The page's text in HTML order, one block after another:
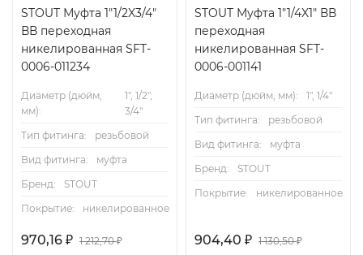
STOUT Муфта 1"1/2X3/4"
ВВ переходная
никелированная SFT-
0006-011234
Диаметр (дюйм,
мм):
1", 1/2",
3/4"
Тип фитинга:
резьбовой
Вид фитинга:
муфта
Бренд:
STOUT
Покрытие:
никелированное
970,16 ₽ 1 212,70₽
STOUT Муфта 1"1/4X1" ВВ
переходная
никелированная SFT-
0006-001141
Диаметр (дюйм, мм):
1", 1/4"
Тип фитинга:
резьбовой
Вид фитинга:
муфта
Бренд:
STOUT
Покрытие:
никелированное
904,40 ₽ 1 130,50₽